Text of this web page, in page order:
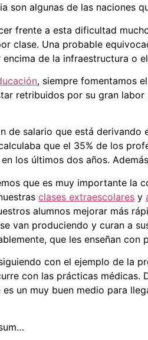
son algunas de las naciones
frente a esta dificultad
clase. Una probable
de la infraestructura o
, siempre fomentamos
retribuidos por su gran
de salario que está
que el 35% de los
los últimos dos años.
que es muy importante la
clases extraescolares y
alumnos mejorar más
van produciendo y curan a
que les enseñan
con el ejemplo de la
con las prácticas médicas.
es un muy buen medio para